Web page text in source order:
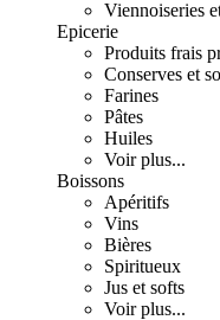
Viennoiseries
Epicerie
Produits frais
Conserves et
Farines
Pâtes
Huiles
Voir plus...
Boissons
Apéritifs
Vins
Bières
Spiritueux
Jus et softs
Voir plus...